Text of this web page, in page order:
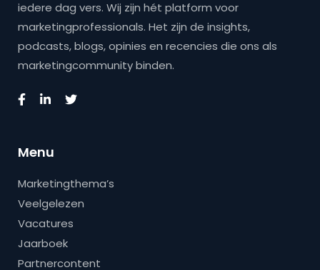
iedere dag vers. Wij zijn hét platform voor
marketingprofessionals. Het zijn de insights,
podcasts, blogs, opinies en recencies die ons als
marketingcommunity binden.
Menu
Marketingthema’s
Veelgelezen
Vacatures
Jaarboek
Partnercontent